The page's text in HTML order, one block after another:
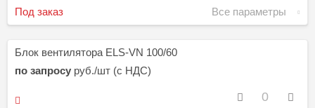
Под заказ Все параметры
Блок вентилятора ELS-VN 100/60
по запросу руб./шт (с НДС)